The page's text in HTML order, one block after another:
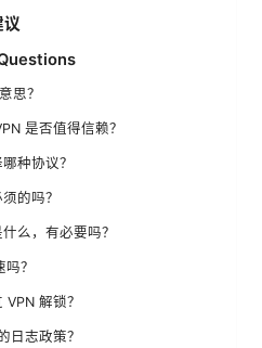
议
思？
是否值得信赖？
种协议？
的吗？
么，有必要吗？
？
解锁？
日志政策？